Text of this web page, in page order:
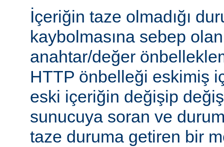
İçeriğin taze olmadığı
kaybolmasına sebep
anahtar/değer
HTTP önbelleği eskimiş
eski içeriğin değişip
sunucuya soran ve
taze duruma getiren bir